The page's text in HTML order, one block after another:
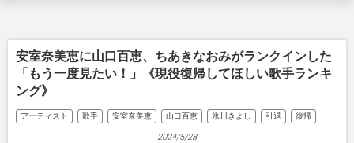
安室奈美恵に山口百恵、ちあきなおみがランクインした
「もう一度見たい！」《現役復帰してほしい歌手ランキ
ング》
アーティスト 歌手 安室奈美恵 山口百恵 氷川きよし 引退 復帰
2024/5/28